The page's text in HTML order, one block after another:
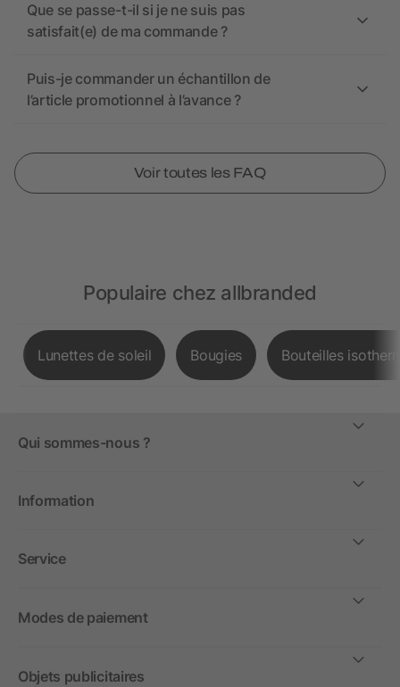
Que se passe-t-il si je ne suis pas
satisfait(e) de ma commande ?
Puis-je commander un échantillon de
l’article promotionnel à l’avance ?
Voir toutes les FAQ
Populaire chez allbranded
Lunettes de soleil Bougies Bouteilles
Qui sommes-nous ?
Information
Service
Modes de paiement
Objets publicitaires